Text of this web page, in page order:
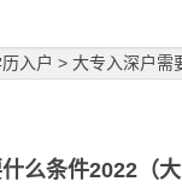
入户 > 大专入深户需要什么条
么条件2022（